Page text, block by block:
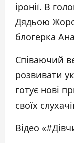
іронії. В
Дядьою
блогерка
Співаючий
розвивати
готує нові
своїх
Відео